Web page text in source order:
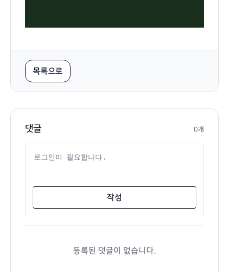
목록으로
댓글 0개
댓글 내용
작성
등록된 댓글이 없습니다.